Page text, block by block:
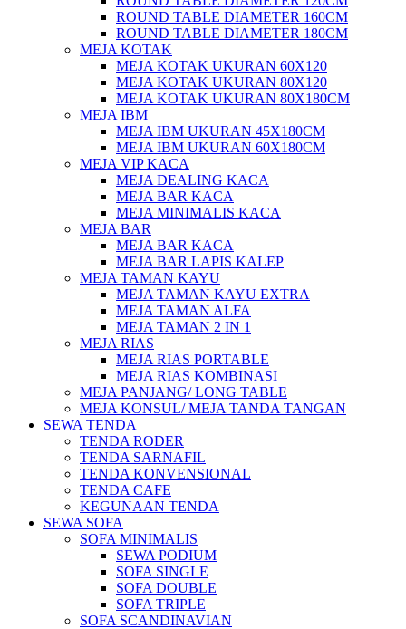
ROUND TABLE DIAMETER 160CM
ROUND TABLE DIAMETER 180CM
MEJA KOTAK
MEJA KOTAK UKURAN 60X120
MEJA KOTAK UKURAN 80X120
MEJA KOTAK UKURAN 80X180CM
MEJA IBM
MEJA IBM UKURAN 45X180CM
MEJA IBM UKURAN 60X180CM
MEJA VIP KACA
MEJA DEALING KACA
MEJA BAR KACA
MEJA MINIMALIS KACA
MEJA BAR
MEJA BAR KACA
MEJA BAR LAPIS KALEP
MEJA TAMAN KAYU
MEJA TAMAN KAYU EXTRA
MEJA TAMAN ALFA
MEJA TAMAN 2 IN 1
MEJA RIAS
MEJA RIAS PORTABLE
MEJA RIAS KOMBINASI
MEJA PANJANG/ LONG TABLE
MEJA KONSUL/ MEJA TANDA TANGAN
SEWA TENDA
TENDA RODER
TENDA SARNAFIL
TENDA KONVENSIONAL
TENDA CAFE
KEGUNAAN TENDA
SEWA SOFA
SOFA MINIMALIS
SEWA PODIUM
SOFA SINGLE
SOFA DOUBLE
SOFA TRIPLE
SOFA SCANDINAVIAN